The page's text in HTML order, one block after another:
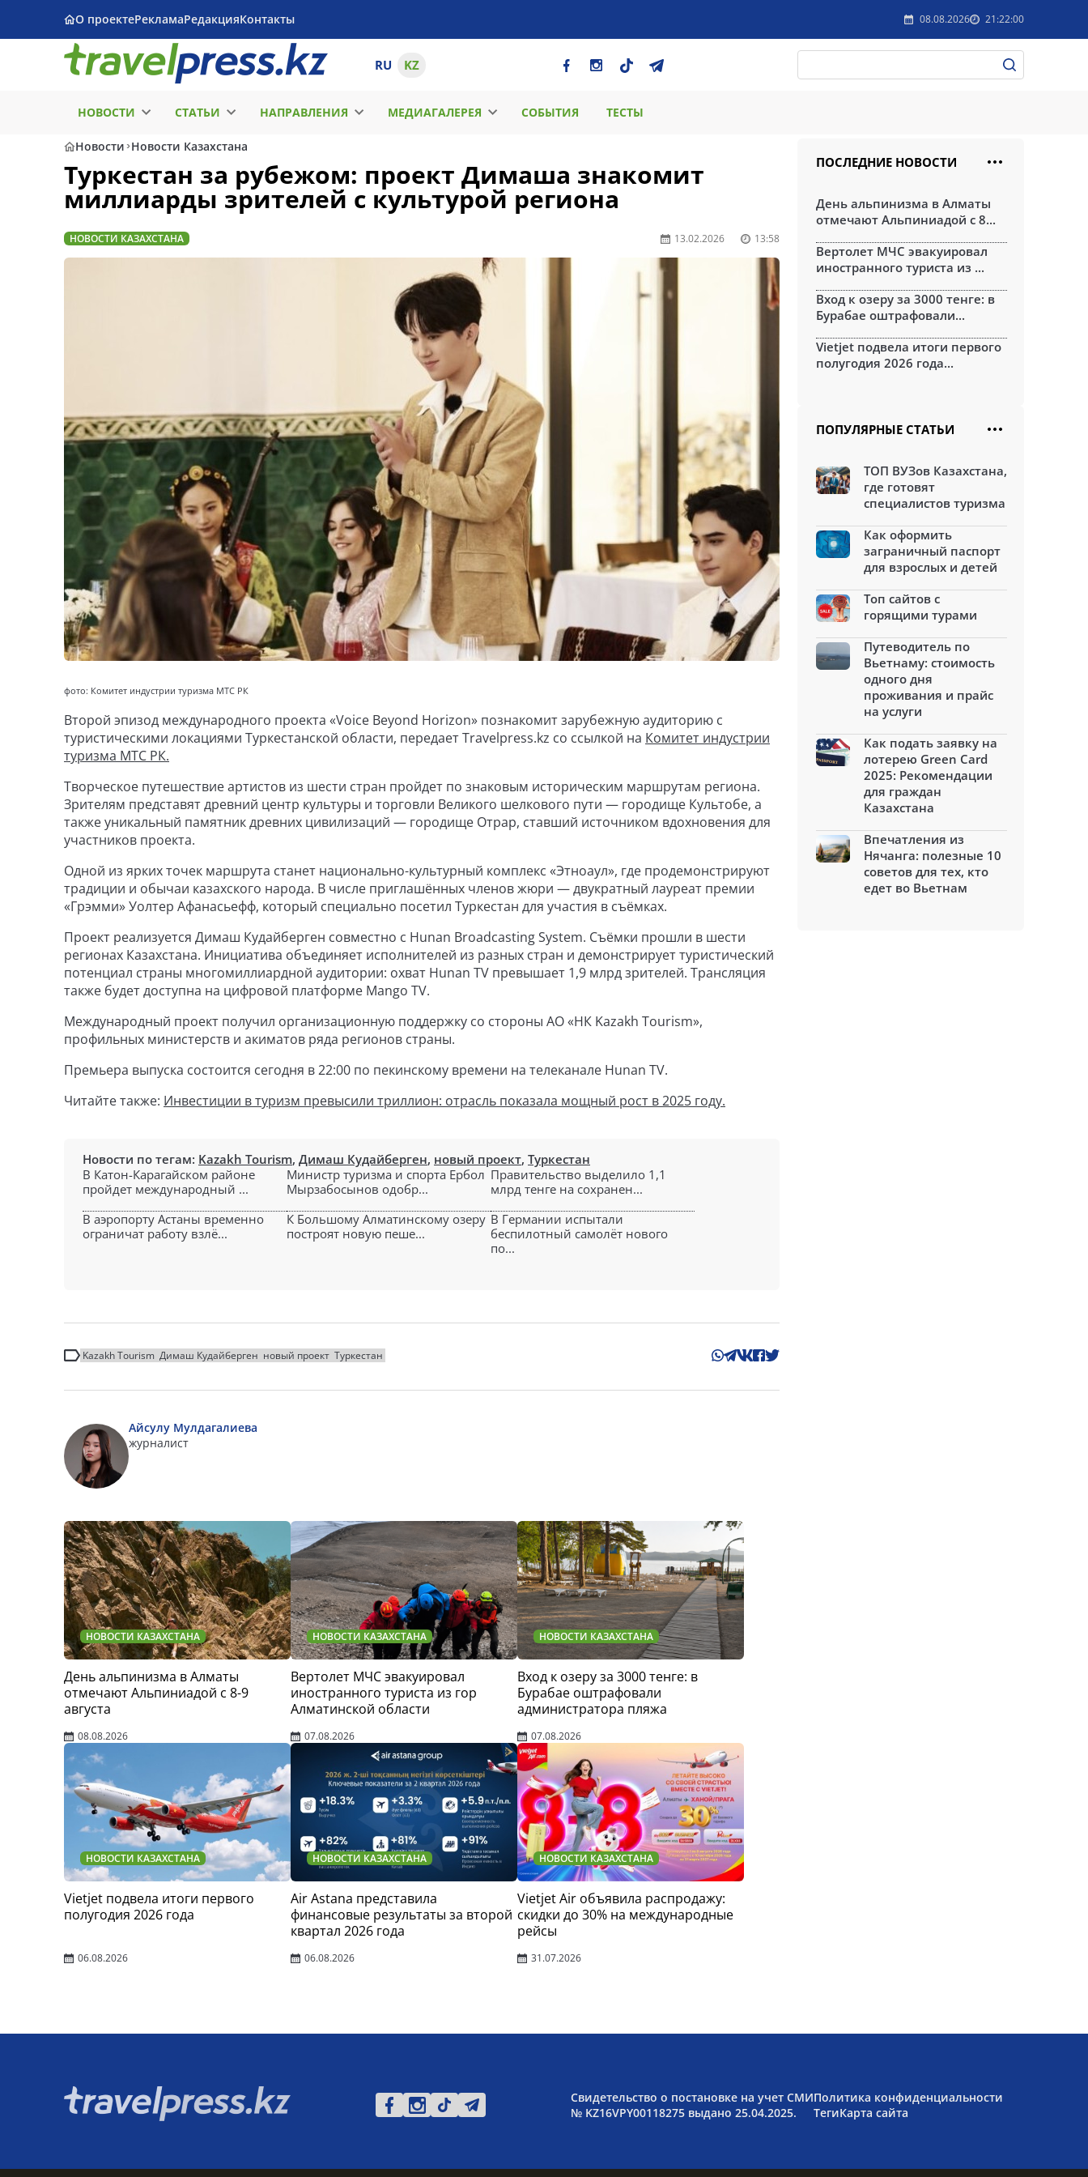
О проектеРекламаРедакцияКонтакты 08.08.2026 21:22:00
RU KZ
НОВОСТИ СТАТЬИ НАПРАВЛЕНИЯ МЕДИАГАЛЕРЕЯ СОБЫТИЯ ТЕСТЫ
Новости Новости Казахстана
Туркестан за рубежом: проект Димаша знакомит
миллиарды зрителей с культурой региона
НОВОСТИ КАЗАХСТАНА 13.02.2026 13:58
фото: Комитет индустрии туризма МТС РК
Второй эпизод международного проекта «Voice Beyond Horizon» познакомит зарубежную аудиторию с
туристическими локациями Туркестанской области, передает Travelpress.kz со ссылкой на Комитет индустрии
туризма МТС РК.
Творческое путешествие артистов из шести стран пройдет по знаковым историческим маршрутам региона.
Зрителям представят древний центр культуры и торговли Великого шелкового пути — городище Культобе, а
также уникальный памятник древних цивилизаций — городище Отрар, ставший источником вдохновения для
участников проекта.
Одной из ярких точек маршрута станет национально-культурный комплекс «Этноаул», где продемонстрируют
традиции и обычаи казахского народа. В числе приглашённых членов жюри — двукратный лауреат премии
«Грэмми» Уолтер Афанасьефф, который специально посетил Туркестан для участия в съёмках.
Проект реализуется Димаш Кудайберген совместно с Hunan Broadcasting System. Съёмки прошли в шести
регионах Казахстана. Инициатива объединяет исполнителей из разных стран и демонстрирует туристический
потенциал страны многомиллиардной аудитории: охват Hunan TV превышает 1,9 млрд зрителей. Трансляция
также будет доступна на цифровой платформе Mango TV.
Международный проект получил организационную поддержку со стороны АО «НК Kazakh Tourism»,
профильных министерств и акиматов ряда регионов страны.
Премьера выпуска состоится сегодня в 22:00 по пекинскому времени на телеканале Hunan TV.
Читайте также: Инвестиции в туризм превысили триллион: отрасль показала мощный рост в 2025 году.
Новости по тегам: Kazakh Tourism, Димаш Кудайберген, новый проект, Туркестан
В Катон-Карагайском районе
пройдет международный ...
Министр туризма и спорта Ербол
Мырзабосынов одобр...
Правительство выделило 1,1
млрд тенге на сохранен...
В аэропорту Астаны временно
ограничат работу взлё...
К Большому Алматинскому озеру
построят новую пеше...
В Германии испытали
беспилотный самолёт нового
по...
Kazakh Tourism Димаш Кудайберген новый проект Туркестан
Айсулу Мулдагалиева
журналист
НОВОСТИ КАЗАХСТАНА
День альпинизма в Алматы
отмечают Альпиниадой с 8-9
августа
08.08.2026
НОВОСТИ КАЗАХСТАНА
Вертолет МЧС эвакуировал
иностранного туриста из гор
Алматинской области
07.08.2026
НОВОСТИ КАЗАХСТАНА
Вход к озеру за 3000 тенге: в
Бурабае оштрафовали
администратора пляжа
07.08.2026
НОВОСТИ КАЗАХСТАНА
Vietjet подвела итоги первого
полугодия 2026 года
06.08.2026
НОВОСТИ КАЗАХСТАНА
Air Astana представила
финансовые результаты за второй
квартал 2026 года
06.08.2026
НОВОСТИ КАЗАХСТАНА
Vietjet Air объявила распродажу:
скидки до 30% на международные
рейсы
31.07.2026
ПОСЛЕДНИЕ НОВОСТИ
День альпинизма в Алматы
отмечают Альпиниадой с 8...
Вертолет МЧС эвакуировал
иностранного туриста из ...
Вход к озеру за 3000 тенге: в
Бурабае оштрафовали...
Vietjet подвела итоги первого
полугодия 2026 года...
ПОПУЛЯРНЫЕ СТАТЬИ
ТОП ВУЗов Казахстана,
где готовят
специалистов туризма
Как оформить
заграничный паспорт
для взрослых и детей
Топ сайтов с
горящими турами
Путеводитель по
Вьетнаму: стоимость
одного дня
проживания и прайс
на услуги
Как подать заявку на
лотерею Green Card
2025: Рекомендации
для граждан
Казахстана
Впечатления из
Нячанга: полезные 10
советов для тех, кто
едет во Вьетнам
Свидетельство о постановке на учет СМИ
№ KZ16VPY00118275 выдано 25.04.2025.
Политика конфиденциальности
ТегиКарта сайта